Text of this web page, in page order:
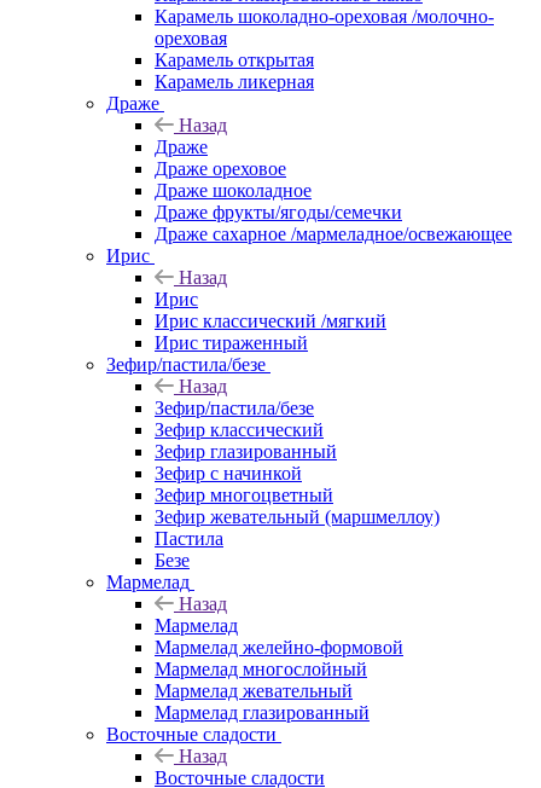
Карамель шоколадно-ореховая /молочно-
ореховая
Карамель открытая
Карамель ликерная
Драже
Назад
Драже
Драже ореховое
Драже шоколадное
Драже фрукты/ягоды/семечки
Драже сахарное /мармеладное/освежающее
Ирис
Назад
Ирис
Ирис классический /мягкий
Ирис тираженный
Зефир/пастила/безе
Назад
Зефир/пастила/безе
Зефир классический
Зефир глазированный
Зефир с начинкой
Зефир многоцветный
Зефир жевательный (маршмеллоу)
Пастила
Безе
Мармелад
Назад
Мармелад
Мармелад желейно-формовой
Мармелад многослойный
Мармелад жевательный
Мармелад глазированный
Восточные сладости
Назад
Восточные сладости